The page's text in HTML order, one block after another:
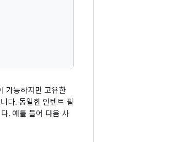
가능하지만 고유한
다. 동일한 인텐트 필
. 예를 들어 다음 사